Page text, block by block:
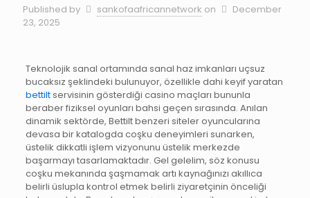
Published by sankofaafricannetwork on
December
23, 2025
Teknolojik sanal ortamında sanal haz imkanları uçsuz
bucaksız şeklindeki bulunuyor, özellikle dahi keyif yaratan
bettiltservisinin gösterdiği casino maçları bununla
beraber fiziksel oyunları bahsi geçen sırasında. Anılan
dinamik sektörde, Bettilt benzeri siteler oyuncularına
devasa bir katalogda coşku deneyimleri sunarken,
üstelik dikkatli işlem vizyonunu üstelik merkezde
başarmayı tasarlamaktadır. Gel gelelim, söz konusu
coşku mekanında şaşmamak artı kaynağınızı akıllıca
belirli üslupla kontrol etmek belirli ziyaretçinin önceliği